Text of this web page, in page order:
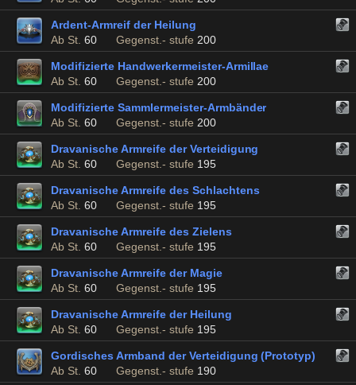
Ardent-Armreif der Heilung
Ab St. 60 Gegenst.- stufe 200
Modifizierte Handwerkermeister-Armillae
Ab St. 60 Gegenst.- stufe 200
Modifizierte Sammlermeister-Armbänder
Ab St. 60 Gegenst.- stufe 200
Dravanische Armreife der Verteidigung
Ab St. 60 Gegenst.- stufe 195
Dravanische Armreife des Schlachtens
Ab St. 60 Gegenst.- stufe 195
Dravanische Armreife des Zielens
Ab St. 60 Gegenst.- stufe 195
Dravanische Armreife der Magie
Ab St. 60 Gegenst.- stufe 195
Dravanische Armreife der Heilung
Ab St. 60 Gegenst.- stufe 195
Gordisches Armband der Verteidigung (Prototyp)
Ab St. 60 Gegenst.- stufe 190